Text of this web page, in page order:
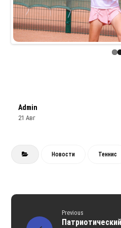
Admin
21 Авг
Новости Теннис
Previous